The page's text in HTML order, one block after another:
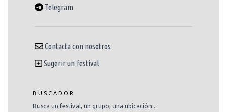
Telegram
Contacta con nosotros
Sugerir un festival
BUSCADOR
Busca un festival, un grupo, una ubicación...